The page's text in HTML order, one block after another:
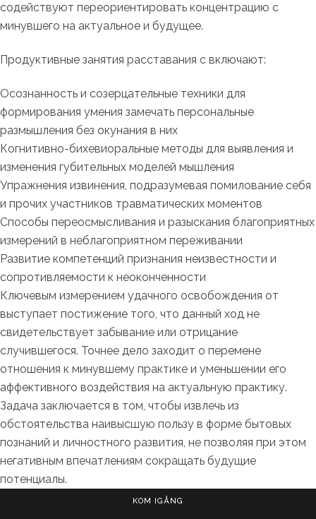
содействуют переориентировать концентрацию с
минувшего на актуальное и будущее.
Продуктивные занятия расставания с включают:
Осознанность и созерцательные техники для
формирования умения замечать персональные
размышления без окунания в них
Когнитивно-бихевиоральные методы для выявления и
изменения губительных моделей мышления
Упражнения извинения, подразумевая помилование себя
и прочих участников травматических моментов
Способы переосмысливания и разыскания благоприятных
измерений в неблагоприятном переживании
Развитие компетенций признания неизвестности и
сопротивляемости к неоконченности
Ключевым измерением удачного освобождения от
выступает постижение того, что данный ход не
свидетельствует забывание или отрицание
случившегося. Точнее дело заходит о перемене
отношения к минувшему практике и уменьшении его
аффективного воздействия на актуальную практику.
Задача заключается в том, чтобы извлечь из
обстоятельства наивысшую пользу в форме бытовых
познаний и личностного развития, не позволяя при этом
негативным впечатлениям сокращать будущие
потенциалы.
KOM IGÅNG